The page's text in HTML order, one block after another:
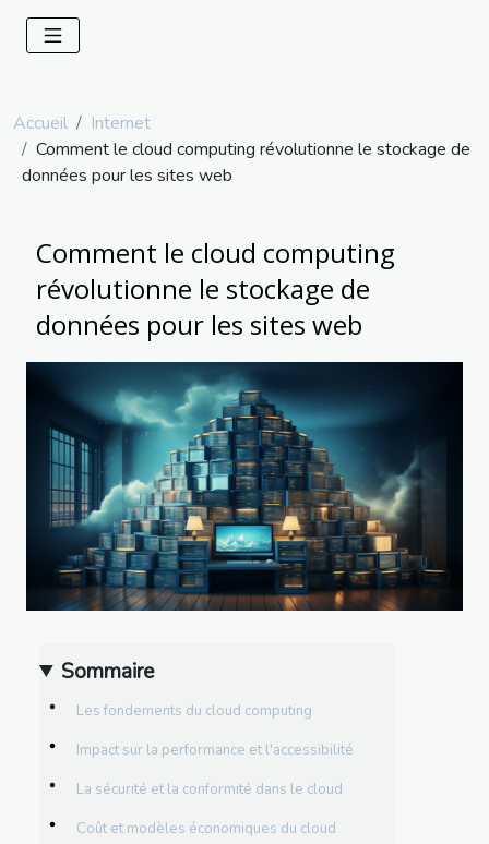
Accueil
Internet
Comment le cloud computing révolutionne le stockage de
données pour les sites web
Comment le cloud computing
révolutionne le stockage de
données pour les sites web
Sommaire
Les fondements du cloud computing
Impact sur la performance et l'accessibilité
La sécurité et la conformité dans le cloud
Coût et modèles économiques du cloud